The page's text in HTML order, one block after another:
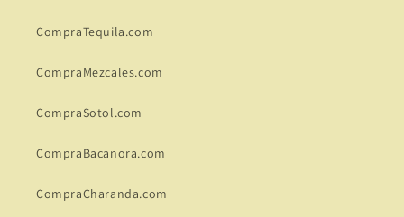
CompraTequila.com
CompraMezcales.com
CompraSotol.com
CompraBacanora.com
CompraCharanda.com